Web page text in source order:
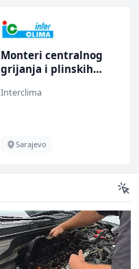
Monteri centralnog
grijanja i plinskih
Interclima
Sarajevo